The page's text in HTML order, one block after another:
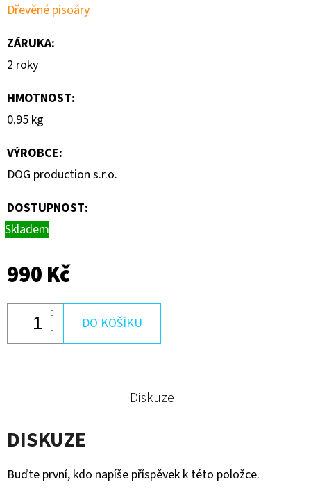
Dřevěné pisoáry
ZÁRUKA:
2 roky
HMOTNOST:
0.95 kg
VÝROBCE:
DOG production s.r.o.
DOSTUPNOST:
Skladem
990 Kč
DO KOŠÍKU
Diskuze
DISKUZE
Buďte první, kdo napíše příspěvek k této položce.